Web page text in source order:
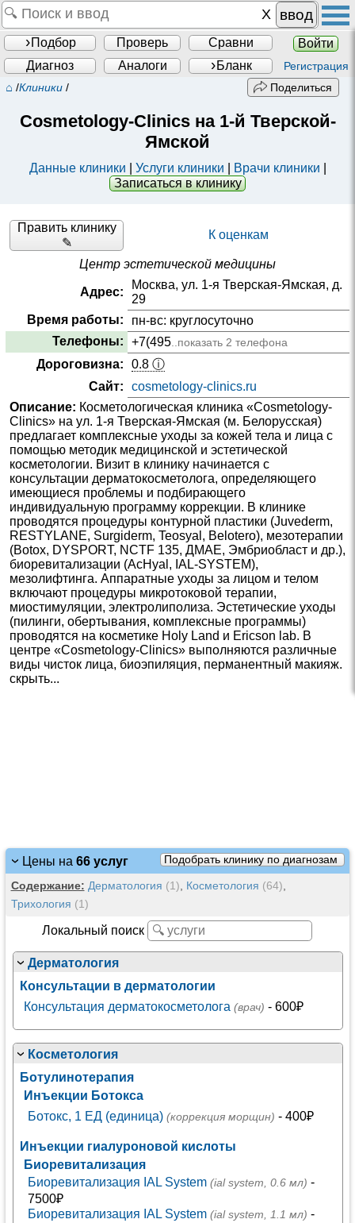
ввод
Подбор Проверь Сравни
Войти
Диагноз
Аналоги Бланк Регистрация
⌂ /Клиники / Поделиться
Cosmetology-Clinics на 1-й Тверской-
Ямской
Данные клиники Услуги клиники Врачи клиники
Записаться в клинику
Править клинику
✎
К оценкам
Центр эстетической медицины
Адрес:
Москва, ул. 1-я Тверская-Ямская, д.
29
Время работы:
пн-вс: круглосуточно
Телефоны:
+7(495..показать 2 телефона
Дороговизна:
0.8 ⓘ
Сайт:
cosmetology-clinics.ru
Описание: Косметологическая клиника «Cosmetology-
Clinics» на ул. 1-я Тверская-Ямская (м. Белорусская)
предлагает комплексные уходы за кожей тела и лица с
помощью методик медицинской и эстетической
косметологии. Визит в клинику начинается с
консультации дерматокосметолога, определяющего
имеющиеся проблемы и подбирающего
индивидуальную программу коррекции. В клинике
проводятся процедуры контурной пластики (Juvederm,
RESTYLANE, Surgiderm, Teosyal, Belotero), мезотерапии
(Botox, DYSPORT, NCTF 135, ДМАЕ, Эмбриобласт и др.),
биоревитализации (AcHyal, IAL-SYSTEM),
мезолифтинга. Аппаратные уходы за лицом и телом
включают процедуры микротоковой терапии,
миостимуляции, электролиполиза. Эстетические уходы
(пилинги, обертывания, комплексные программы)
проводятся на косметике Holy Land и Ericson lab. В
центре «Cosmetology-Clinics» выполняются различные
виды чисток лица, биоэпиляция, перманентный макияж.
скрыть...
Цены на 66 услуг Подобрать клинику по диагнозам
Содержание: Дерматология (1) Косметология (64)
Трихология (1)
Локальный поиск
Дерматология
Консультации в дерматологии
Консультация дерматокосметолога (врач) - 600₽
Косметология
Ботулинотерапия
Инъекции Ботокса
Ботокс, 1 ЕД (единица) (коррекция морщин) - 400₽
Инъекции гиалуроновой кислоты
Биоревитализация
Биоревитализация IAL System (ial system, 0.6 мл) -
7500₽
Биоревитализация IAL System (ial system, 1.1 мл) -